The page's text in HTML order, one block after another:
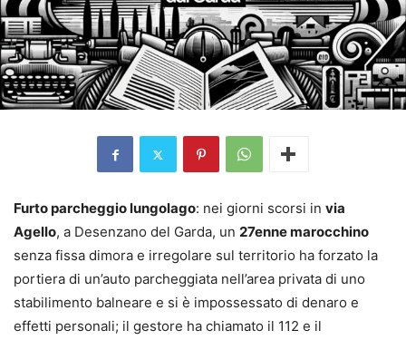
Furto parcheggio lungolago: nei giorni scorsi in via
Agello, a Desenzano del Garda, un 27enne marocchino
senza fissa dimora e irregolare sul territorio ha forzato la
portiera di un’auto parcheggiata nell’area privata di uno
stabilimento balneare e si è impossessato di denaro e
effetti personali; il gestore ha chiamato il 112 e il